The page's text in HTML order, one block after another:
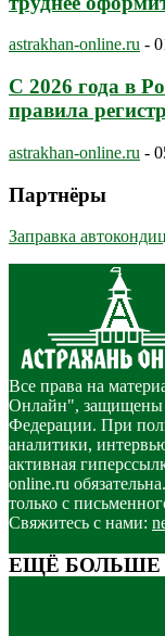
astrakhan-online.ru -
С 2026 года в
правила
astrakhan-online.ru -
Партнёры
Заправка
Все права на
Онлайн", защищены
Федерации. При
аналитики,
активная
online.ru
только с
Свяжитесь с нами:
ЕЩЁ БОЛЬШЕ